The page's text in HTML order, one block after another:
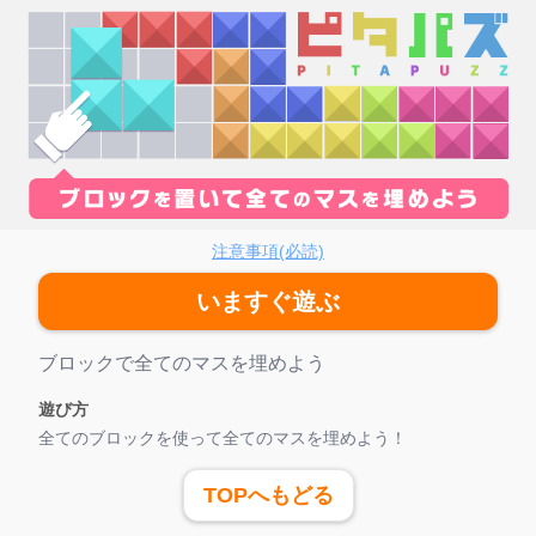
パズ
注意事項(必読)
いますぐ遊ぶ
ゲーム紹介
ブロックで全てのマスを埋めよう
遊び方
全てのブロックを使って全てのマスを埋めよう！
TOPへもどる